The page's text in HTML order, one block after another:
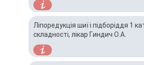
Ліпоредукція шиї і підборіддя 1
складності, лікар Гиндич О.А.